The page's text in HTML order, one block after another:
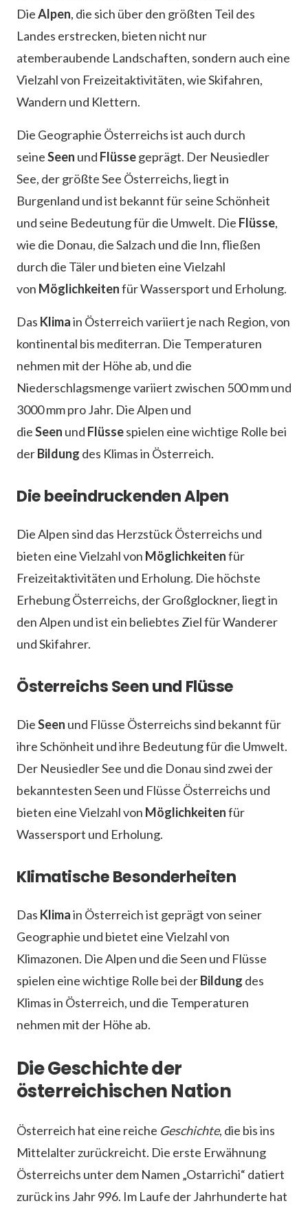
DieAlpen, die sich über den größten Teil des
Landes erstrecken, bieten nicht nur
atemberaubende Landschaften, sondern auch eine
Vielzahl von Freizeitaktivitäten, wie Skifahren,
Wandern und Klettern.
Die Geographie Österreichs ist auch durch
seineSeen und Flüssegeprägt. Der Neusiedler
See, der größte See Österreichs, liegt in
Burgenland und ist bekannt für seine Schönheit
und seine Bedeutung für die Umwelt. Die Flüsse,
wie die Donau, die Salzach und die Inn, fließen
durch die Täler und bieten eine Vielzahl
von Möglichkeitenfür Wassersport und Erholung.
Das Klimain Österreich variiert je nach Region, von
kontinental bis mediterran. Die Temperaturen
nehmen mit der Höhe ab, und die
Niederschlagsmenge variiert zwischen 500 mm und
3000 mm pro Jahr. Die Alpen und
dieSeen und Flüssespielen eine wichtige Rolle bei
derBildung des Klimas in Österreich.
Die beeindruckenden Alpen
Die Alpen sind das Herzstück Österreichs und
bieten eine Vielzahl von Möglichkeitenfür
Freizeitaktivitäten und Erholung. Die höchste
Erhebung Österreichs, der Großglockner, liegt in
den Alpen und ist ein beliebtes Ziel für Wanderer
und Skifahrer.
Österreichs Seen und Flüsse
DieSeen und Flüsse Österreichs sind bekannt für
ihre Schönheit und ihre Bedeutung für die Umwelt.
Der Neusiedler See und die Donau sind zwei der
bekanntesten Seen und Flüsse Österreichs und
bieten eine Vielzahl von Möglichkeitenfür
Wassersport und Erholung.
Klimatische Besonderheiten
Das Klimain Österreich ist geprägt von seiner
Geographie und bietet eine Vielzahl von
Klimazonen. Die Alpen und die Seen und Flüsse
spielen eine wichtige Rolle bei derBildung des
Klimas in Österreich, und die Temperaturen
nehmen mit der Höhe ab.
Die Geschichte der
österreichischen Nation
Österreich hat eine reiche Geschichte, die bis ins
Mittelalter zurückreicht. Die erste Erwähnung
Österreichs unter dem Namen „Ostarrichi“ datiert
zurück ins Jahr 996. Im Laufe der Jahrhunderte hat